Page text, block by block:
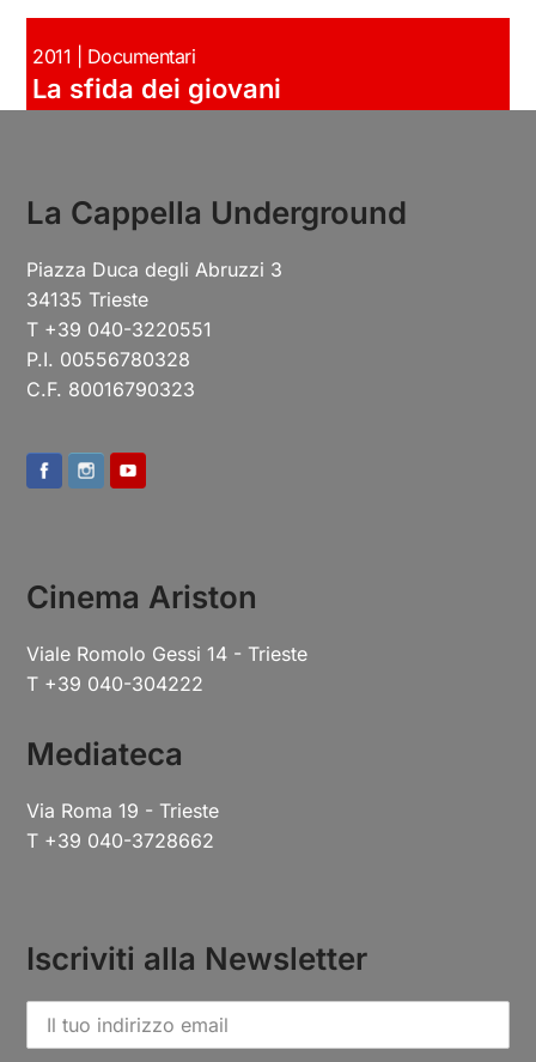
2011 | Documentari
La sfida dei giovani
La Cappella Underground
Piazza Duca degli Abruzzi 3
34135 Trieste
T +39 040-3220551
P.I. 00556780328
C.F. 80016790323
Cinema Ariston
Viale Romolo Gessi 14 - Trieste
T +39 040-304222
Mediateca
Via Roma 19 - Trieste
T +39 040-3728662
Iscriviti alla Newsletter